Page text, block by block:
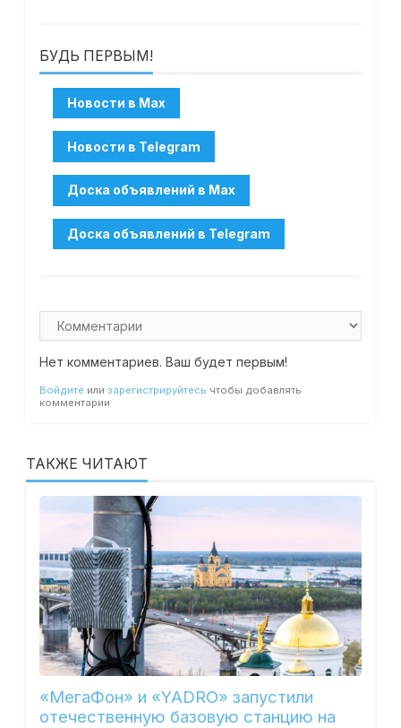
БУДЬ ПЕРВЫМ!
Нет комментариев. Ваш будет первым!
Войдите или зарегистрируйтесь чтобы добавлять
комментарии
ТАКЖЕ ЧИТАЮТ
«МегаФон» и «YADRO» запустили
отечественную базовую станцию на